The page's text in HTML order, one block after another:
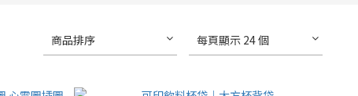
商品排序 每頁顯示 24 個